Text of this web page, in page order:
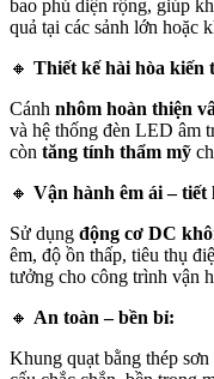
bao phủ diện rộng, giúp
quả tại các sảnh lớn hoặc
🔸 Thiết kế hài hòa kiến
Cánh nhôm hoàn thiện
và hệ thống đèn LED âm
còn tăng tính thẩm mỹ
🔸 Vận hành êm ái – tiết
Sử dụng động cơ DC
êm, độ ồn thấp, tiêu thụ
tưởng cho công trình vận
🔸 An toàn – bền bỉ:
Khung quạt bằng thép